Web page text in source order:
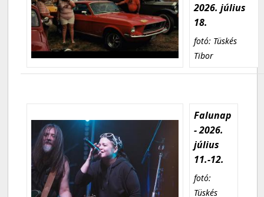
2026. július
18.
fotó: Tüskés
Tibor
Falunap
- 2026.
július
11.-12.
fotó:
Tüskés